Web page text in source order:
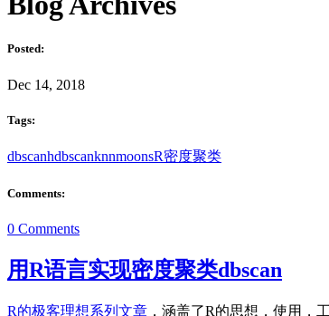
Posted:
Dec 14, 2018
Tags:
dbscanhdbscanknnmoonsR密度聚类
Comments:
0 Comments
用R语言实现密度聚类dbscan
R的极客理想系列文章 ，涵盖了R的思想，使用，